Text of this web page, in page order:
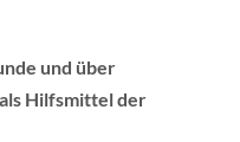
und über
Hilfsmittel der